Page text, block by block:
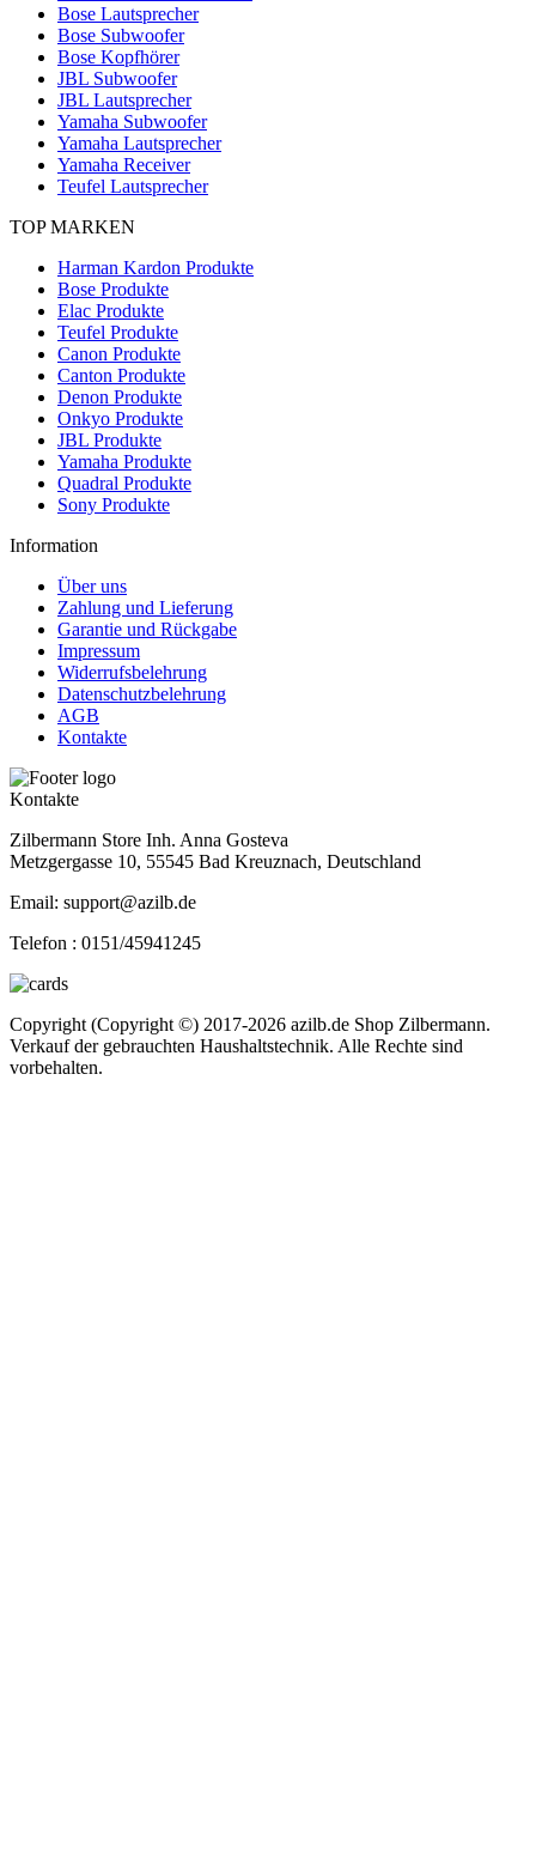
Bose Lautsprecher
Bose Subwoofer
Bose Kopfhörer
JBL Subwoofer
JBL Lautsprecher
Yamaha Subwoofer
Yamaha Lautsprecher
Yamaha Receiver
Teufel Lautsprecher
TOP MARKEN
Harman Kardon Produkte
Bose Produkte
Elac Produkte
Teufel Produkte
Canon Produkte
Canton Produkte
Denon Produkte
Onkyo Produkte
JBL Produkte
Yamaha Produkte
Quadral Produkte
Sony Produkte
Information
Über uns
Zahlung und Lieferung
Garantie und Rückgabe
Impressum
Widerrufsbelehrung
Datenschutzbelehrung
AGB
Kontakte
Kontakte
Zilbermann Store Inh. Anna Gosteva
Metzgergasse 10, 55545 Bad Kreuznach, Deutschland
Email: support@azilb.de
Telefon : 0151/45941245
Copyright (Copyright ©) 2017-2026 azilb.de Shop Zilbermann.
Verkauf der gebrauchten Haushaltstechnik. Alle Rechte sind
vorbehalten.